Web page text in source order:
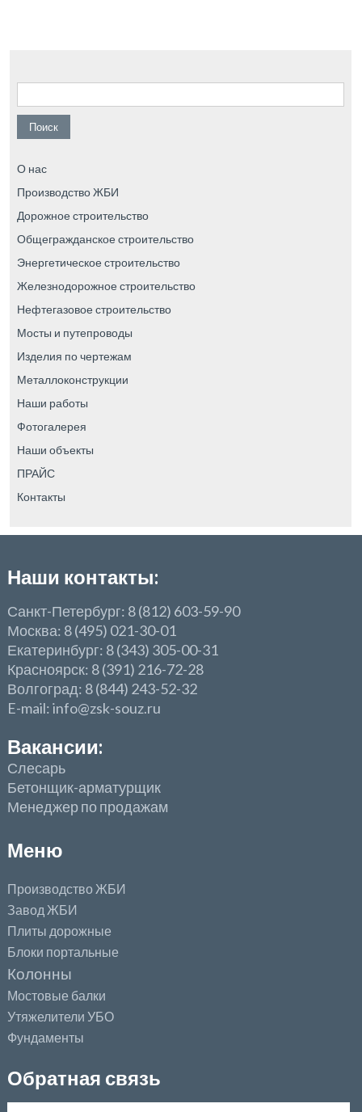
Найти:
О нас
Производство ЖБИ
Дорожное строительство
Общегражданское строительство
Энергетическое строительство
Железнодорожное строительство
Нефтегазовое строительство
Мосты и путепроводы
Изделия по чертежам
Металлоконструкции
Наши работы
Фотогалерея
Наши объекты
ПРАЙС
Контакты
Наши контакты:
Санкт-Петербург: 8 (812) 603-59-90
Москва: 8 (495) 021-30-01
Екатеринбург: 8 (343) 305-00-31
Красноярск: 8 (391) 216-72-28
Волгоград: 8 (844) 243-52-32
E-mail: info@zsk-souz.ru
Вакансии:
Слесарь
Бетонщик-арматурщик
Менеджер по продажам
Меню
Производство ЖБИ
Завод ЖБИ
Плиты дорожные
Блоки портальные
Колонны
Мостовые балки
Утяжелители УБО
Фундаменты
Обратная связь